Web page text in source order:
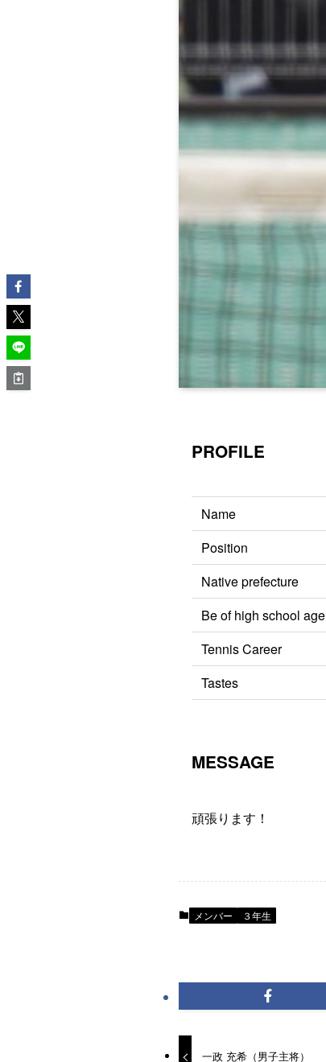
PROFILE
Name
Position
Native prefecture
Be of high school age
Tennis Career
Tastes
MESSAGE
頑張ります！
メンバー ３年生
一政 充希（男子主将）